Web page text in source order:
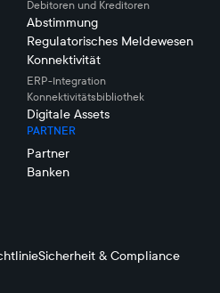
Debitoren und Kreditoren
Abstimmung
Regulatorisches Meldewesen
Konnektivität
ERP-Integration
Konnektivitätsbibliothek
Digitale Assets
PARTNER
Partner
Banken
Sicherheit & Compliance